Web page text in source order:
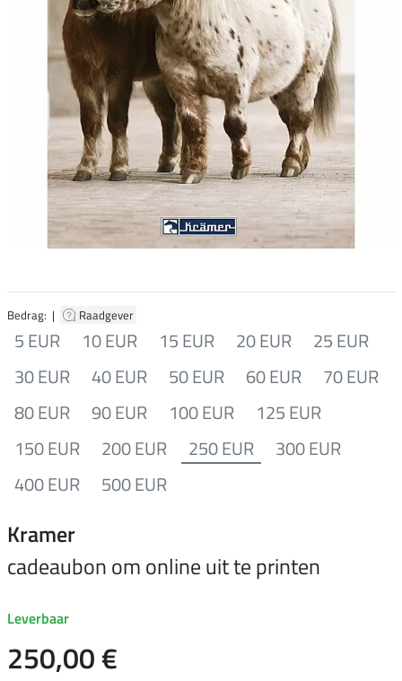
Bedrag: | Raadgever
5 EUR 10 EUR 15 EUR 20 EUR
25 EUR
30 EUR
40 EUR 50 EUR 60 EUR
70 EUR
80 EUR
90 EUR 100 EUR
125 EUR
150 EUR
200 EUR 250 EUR
300 EUR
400 EUR
500 EUR
Kramer
cadeaubon om online uit te printen
Leverbaar
250,00 €